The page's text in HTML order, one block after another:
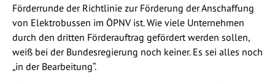
Förderrunde der Richtlinie zur Förderung der Anschaffung
von Elektrobussen im ÖPNV ist. Wie viele Unternehmen
durch den dritten Förderauftrag gefördert werden sollen,
weiß bei der Bundesregierung noch keiner. Es sei alles noch
„in der Bearbeitung“.